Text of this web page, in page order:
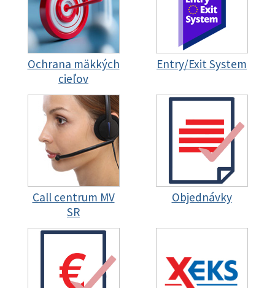
Ochrana mäkkých
cieľov
Entry/Exit System
Call centrum MV
SR
Objednávky